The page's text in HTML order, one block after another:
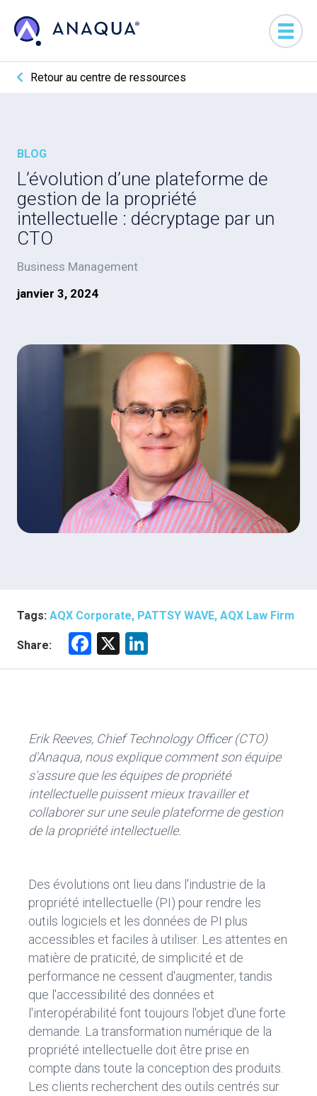
Retour au centre de ressources
BLOG
L’évolution d’une plateforme de
gestion de la propriété
intellectuelle : décryptage par un
CTO
Business Management
janvier 3, 2024
Tags: AQX Corporate, PATTSY WAVE, AQX Law Firm
Share:
F
o
ok
X
n
Erik Reeves, Chief Technology Officer (CTO)
d'Anaqua, nous explique comment son équipe
s'assure que les équipes de propriété
intellectuelle puissent mieux travailler et
collaborer sur une seule plateforme de gestion
de la propriété intellectuelle.
Des évolutions ont lieu dans l'industrie de la
propriété intellectuelle (PI) pour rendre les
outils logiciels et les données de PI plus
accessibles et faciles à utiliser. Les attentes en
matière de praticité, de simplicité et de
performance ne cessent d'augmenter, tandis
que l'accessibilité des données et
l'interopérabilité font toujours l'objet d'une forte
demande. La transformation numérique de la
propriété intellectuelle doit être prise en
compte dans toute la conception des produits.
Les clients recherchent des outils centrés sur